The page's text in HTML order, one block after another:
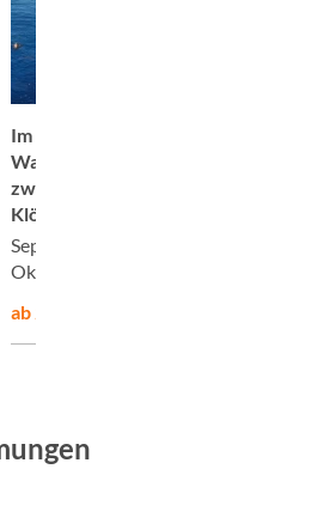
Im Süden Bulgariens –
Wanderabenteuer
zwischen Küste,
Klöstern und Kultur
September 2026 bis
Oktober 2027
ab 2245,- €